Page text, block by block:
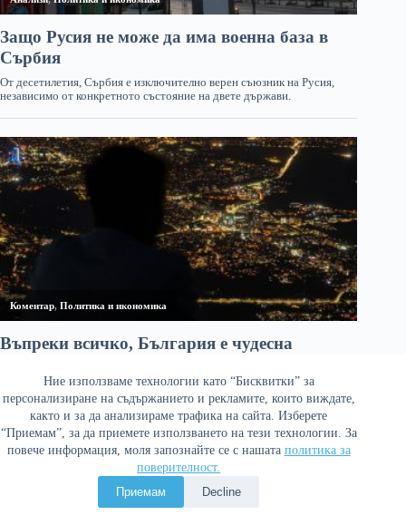
Ние използваме технологии като “Бисквитки” за
персонализиране на съдържанието и рекламите, които виждате,
както и за да анализираме трафика на сайта. Изберете
“Приемам”, за да приемете използването на тези технологии. За
повече информация, моля запознайте се с нашата политика за
поверителност.
Приемам
Decline
Политика за поверителност
Copyright © 2026 Война и мир. Сайтът е оптимизиран от